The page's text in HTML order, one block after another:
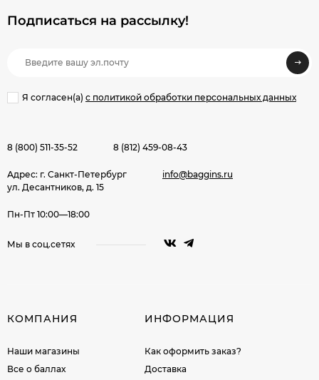
Подписаться на рассылкy!
Я согласен(a) с политикой обработки персональных данных
8 (800) 511-35-52 8 (812) 459-08-43
Адрес: г. Санкт-Петербург
ул. Десантников, д. 15
info@baggins.ru
Пн-Пт 10:00—18:00
Мы в соц.сетях
КОМПАНИЯ
Наши магазины
Все о баллах
ИНФОРМАЦИЯ
Как оформить заказ?
Доставка